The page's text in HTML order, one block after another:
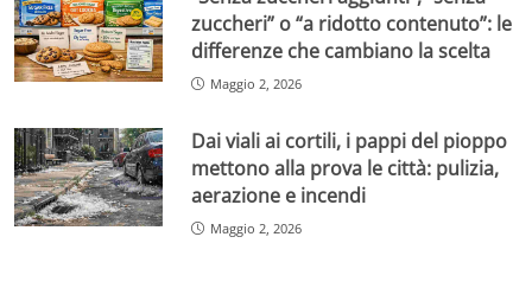
zuccheri” o “a ridotto contenuto”: le
differenze che cambiano la scelta
Maggio 2, 2026
Dai viali ai cortili, i pappi del pioppo
mettono alla prova le città: pulizia,
aerazione e incendi
Maggio 2, 2026